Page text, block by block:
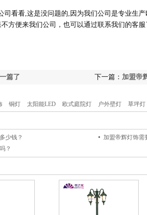
看看,这是没问题的,因为我们公司是专业生产
方便来我们公司，也可以通过联系我们的客
下一篇： 加盟帝
篇了
铜灯 太阳能LED 欧式庭院灯 户外壁灯 草坪灯
少钱？
加盟帝辉灯饰需
？